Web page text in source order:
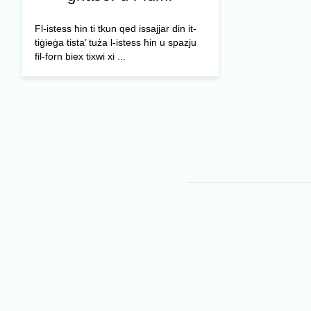
Fl-istess ħin ti tkun qed issajjar din it-
tiġieġa tista’ tuża l-istess ħin u spazju
fil-forn biex tixwi xi ...